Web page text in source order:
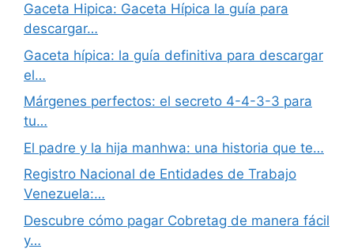
Gaceta Hipica: Gaceta Hípica la guía para
descargar…
Gaceta hípica: la guía definitiva para descargar
el…
Márgenes perfectos: el secreto 4-4-3-3 para
tu…
El padre y la hija manhwa: una historia que te…
Registro Nacional de Entidades de Trabajo
Venezuela:…
Descubre cómo pagar Cobretag de manera fácil
y…